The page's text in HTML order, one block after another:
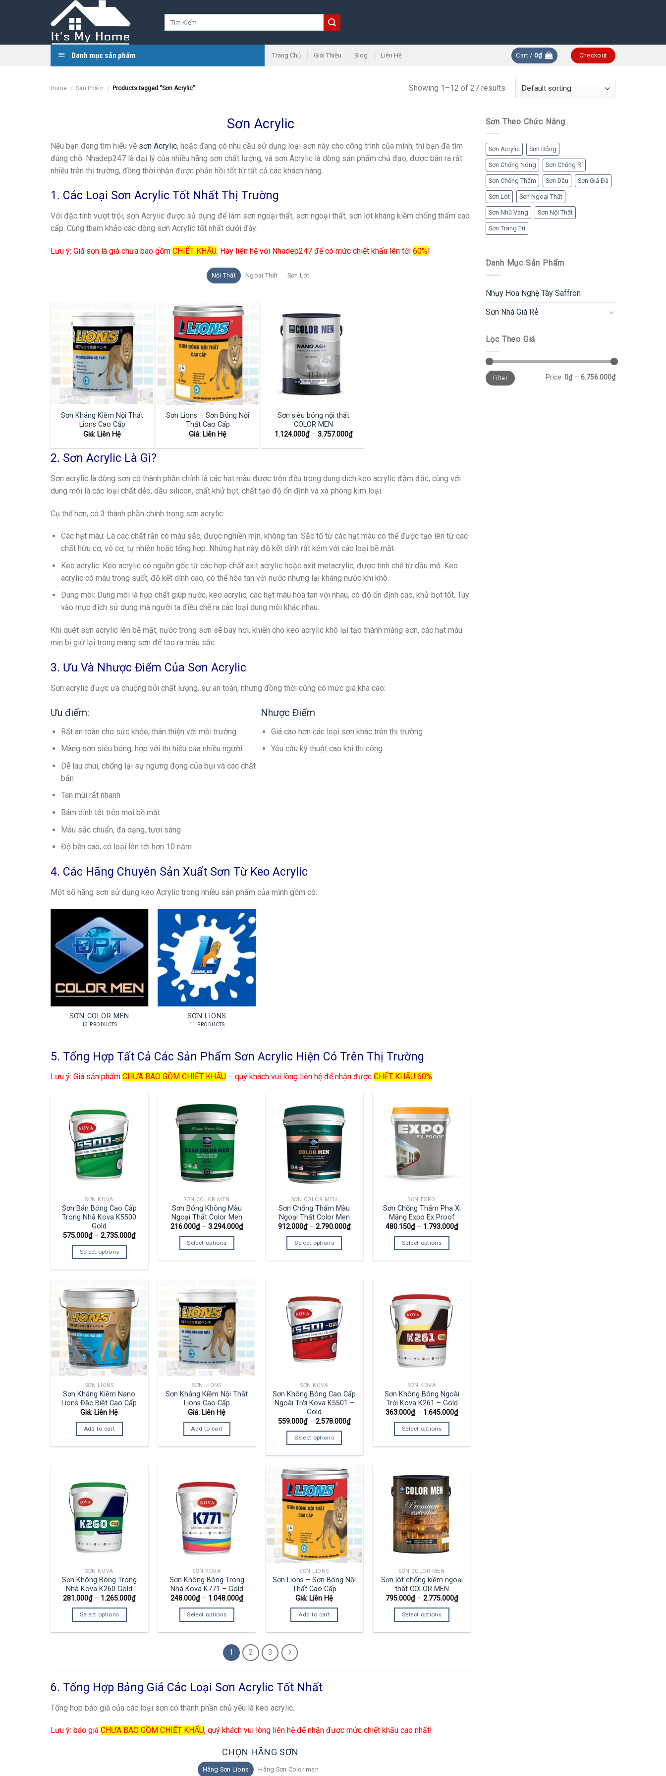
Danh mục sản phẩm Trang Chủ Giới Thiệu Blog Liên Hệ Cart /0₫ Checkout
Home / Sản Phẩm / Products tagged “Sơn Acrylic” Showing 1–12 of 27 results
Sơn Acrylic
Nếu bạn đang tìm hiểu về sơn Acrylic, hoặc đang có nhu cầu sử dụng loại sơn này cho công trình của mình, thì bạn đã tìm
đúng chỗ. Nhadep247 là đại lý của nhiều hãng sơn chất lượng, và sơn Acrylic là dòng sản phẩm chủ đạo, được bán ra rất
nhiều trên thị trường, đồng thời nhận được phản hồi tốt từ tất cả các khách hàng.
1. Các Loại Sơn Acrylic Tốt Nhất Thị Trường
Với đặc tính vượt trội, sơn Acrylic được sử dụng để làm sơn ngoại thất, sơn ngoại thất, sơn lót kháng kiềm chống thấm cao
cấp. Cùng tham khảo các dòng sơn Acrylic tốt nhất dưới đây:
Lưu ý: Giá sơn là giá chưa bao gồm CHIẾT KHẤU. Hãy liên hệ với Nhadep247 để có mức chiết khấu lên tới 60%!
Nội Thất Ngoại Thất Sơn Lót
Sơn Kháng Kiềm Nội Thất
Lions Cao Cấp
Giá: Liên Hệ
Sơn Lions – Sơn Bóng Nội
Thất Cao Cấp
Giá: Liên Hệ
Sơn siêu bóng nội thất
COLOR MEN
1.124.000₫– 3.757.000₫
2. Sơn Acrylic Là Gì?
Sơn acrylic là dòng sơn có thành phần chính là các hạt màu được trộn đều trong dung dịch keo acrylic đậm đặc, cùng với
dung môi là các loại chất dẻo, dầu silicon, chất khử bọt, chất tạo độ ổn định và xà phòng kim loại.
Cụ thể hơn, có 3 thành phần chính trong sơn acrylic:
Các hạt màu: Là các chất rắn có màu sắc, được nghiền mịn, không tan. Sắc tố từ các hạt màu có thể được tạo lên từ các
chất hữu cơ, vô cơ, tự nhiên hoặc tổng hợp. Những hạt này độ kết dính rất kém với các loại bề mặt.
Keo acrylic: Keo acrylic có nguồn gốc từ các hợp chất axit acrylic hoặc axit metacrylic, được tinh chế từ dầu mỏ. Keo
acrylic có màu trong suốt, độ kết dính cao, có thể hòa tan với nước nhưng lại kháng nước khi khô.
Dung môi: Dung môi là hợp chất giúp nước, keo acrylic, các hạt màu hòa tan với nhau, có độ ổn định cao, khử bọt tốt. Tùy
vào mục đích sử dụng mà người ta điều chế ra các loại dung môi khác nhau.
Khi quét sơn acrylic lên bề mặt, nước trong sơn sẽ bay hơi, khiến cho keo acrylic khô lại tạo thành màng sơn, các hạt màu
mịn bị giữ lại trong mang sơn để tạo ra màu sắc.
3. Ưu Và Nhược Điểm Của Sơn Acrylic
Sơn acrylic được ưa chuộng bởi chất lượng, sự an toàn, nhưng đồng thời cũng có mức giá khá cao:
Ưu điểm:
Rất an toàn cho sức khỏe, thân thiện với môi trường
Màng sơn siêu bóng, hợp với thị hiếu của nhiều người
Dễ lau chùi, chống lại sự ngưng đọng của bụi và các chất
bẩn
Tan mùi rất nhanh
Bám dính tốt trên mọi bề mặt
Màu sắc chuẩn, đa dạng, tươi sáng
Độ bền cao, có loại lên tới hơn 10 năm
Nhược Điểm
Giá cao hơn các loại sơn khác trên thị trường
Yêu cầu kỹ thuật cao khi thi công
4. Các Hãng Chuyên Sản Xuất Sơn Từ Keo Acrylic
Một số hãng sơn sử dụng keo Acrylic trong nhiều sản phẩm của mình gồm có:
SƠN COLOR MEN
13 PRODUCTS
SƠN LIONS
11 PRODUCTS
5. Tổng Hợp Tất Cả Các Sản Phẩm Sơn Acrylic Hiện Có Trên Thị Trường
Lưu ý: Giá sản phẩm CHƯA BAO GỒM CHIẾT KHẤU – quý khách vui lòng liên hệ để nhận được CHẾT KHẤU 60%
SƠN KOVA
Sơn Bán Bóng Cao Cấp
Trong Nhà Kova K5500
Gold
575.000₫–2.735.000₫
Select options
SƠN COLOR MEN
Sơn Bóng Không Màu
Ngoại Thất Color Men
216.000₫–3.294.000₫
Select options
SƠN COLOR MEN
Sơn Chống Thấm Màu
Ngoại Thất Color Men
912.000₫–2.790.000₫
Select options
SƠN EXPO
Sơn Chống Thấm Pha Xi
Măng Expo Ex Proof
480.150₫– 1.793.000₫
Select options
SƠN LIONS
Sơn Kháng Kiềm Nano
Lions Đặc Biệt Cao Cấp
Giá: Liên Hệ
Add to cart
SƠN LIONS
Sơn Kháng Kiềm Nội Thất
Lions Cao Cấp
Giá: Liên Hệ
Add to cart
SƠN KOVA
Sơn Không Bóng Cao Cấp
Ngoài Trời Kova K5501 –
Gold
559.000₫–2.578.000₫
Select options
SƠN KOVA
Sơn Không Bóng Ngoài
Trời Kova K261 – Gold
363.000₫– 1.645.000₫
Select options
SƠN KOVA
Sơn Không Bóng Trong
Nhà Kova K260 Gold
281.000₫– 1.265.000₫
Select options
SƠN KOVA
Sơn Không Bóng Trong
Nhà Kova K771 – Gold
248.000₫– 1.048.000₫
Select options
SƠN LIONS
Sơn Lions – Sơn Bóng Nội
Thất Cao Cấp
Giá: Liên Hệ
Add to cart
SƠN COLOR MEN
Sơn lót chống kiềm ngoại
thất COLOR MEN
795.000₫–2.775.000₫
Select options
1 2 3
6. Tổng Hợp Bảng Giá Các Loại Sơn Acrylic Tốt Nhất
Tổng hợp báo giá của các loại sơn có thành phần chủ yếu là keo acrylic.
Lưu ý: báo giá CHƯA BAO GỒM CHIẾT KHẤU, quý khách vui lòng liên hệ để nhận được mức chiết khấu cao nhất!
CHỌN HÃNG SƠN
Hãng Sơn Lions Hãng Sơn Color men
Sơn Theo Chức Năng
Sơn Acrylic Sơn Bóng
Sơn Chống Nóng Sơn Chống Rỉ
Sơn Chống Thấm Sơn Dầu Sơn Giả Đá
Sơn Lót Sơn Ngoại Thất
Sơn Nhũ Vàng Sơn Nội Thất
Sơn Trang Trí
Danh Mục Sản Phẩm
Nhụy Hoa Nghệ Tây Saffron
Sơn Nhà Giá Rẻ
Lọc Theo Giá
Filter Price: 0₫— 6.756.000₫